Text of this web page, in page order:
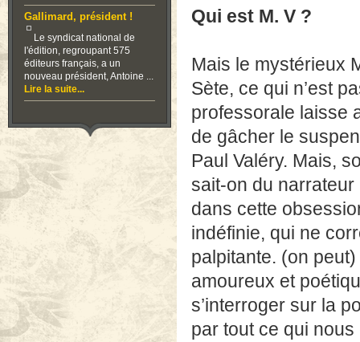
Gallimard, président !
Le syndicat national de
l'édition, regroupant 575
éditeurs français, a un
nouveau président, Antoine ...
Lire la suite...
Qui est M. V ?
Mais le mystérieux
Sète, ce qui n’est
professorale laisse
de gâcher le
Paul Valéry. Mais,
sait-on du
dans cette
indéfinie, qui ne
palpitante. (on
amoureux et
s’interroger sur la
par tout ce qui nous